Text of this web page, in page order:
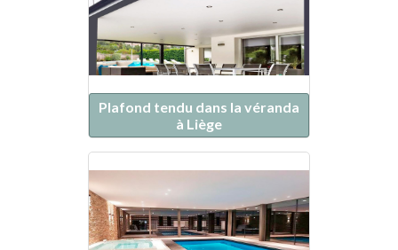
Plafond tendu dans la véranda
à Liège